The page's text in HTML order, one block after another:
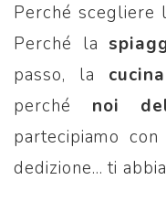
Perché scegliere
Perché la
passo, la cucina
perché noi
partecipiamo
dedizione… ti